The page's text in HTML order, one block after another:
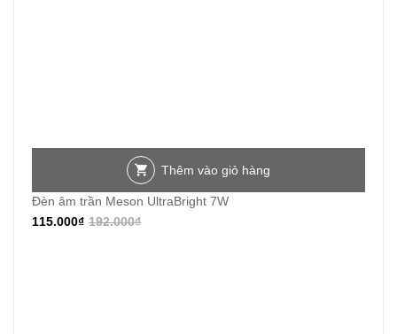
Thêm vào giỏ hàng
Đèn âm trần Meson UltraBright 7W
192.000₫
115.000₫